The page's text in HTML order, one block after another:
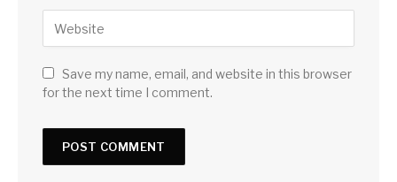
Save my name, email, and website in this browser
for the next time I comment.